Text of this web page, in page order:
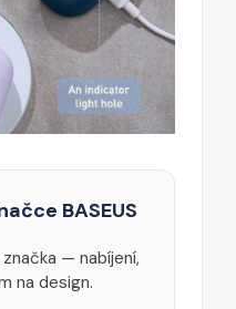
BASEUS
— nabíjení,
na design.